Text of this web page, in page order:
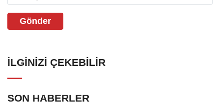
Gönder
İLGINIZI ÇEKEBILIR
SON HABERLER